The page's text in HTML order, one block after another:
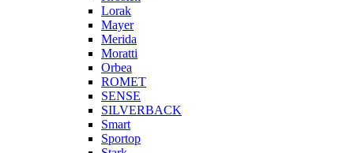
Lorak
Mayer
Merida
Moratti
Orbea
ROMET
SENSE
SILVERBACK
Smart
Sportop